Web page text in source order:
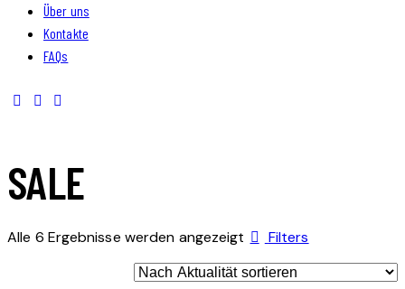
Über uns
Kontakte
FAQs
SALE
Alle 6 Ergebnisse werden angezeigt Filters